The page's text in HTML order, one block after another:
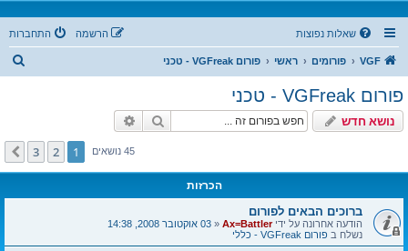
שאלות נפוצות התחברות הרשמה
VGF פורומים ראשי פורום VGFreak - טכני
ח
פורום VGFreak - טכני
נושא חדש חיפוש
45 נושאים 1
2
3 הבא
הכרזות
ברוכים הבאים לפורום
הודעה אחרונה על ידי Ax=Battler
«03 אוקטובר 2008, 14:38
נשלח בפורום VGFreak - כללי